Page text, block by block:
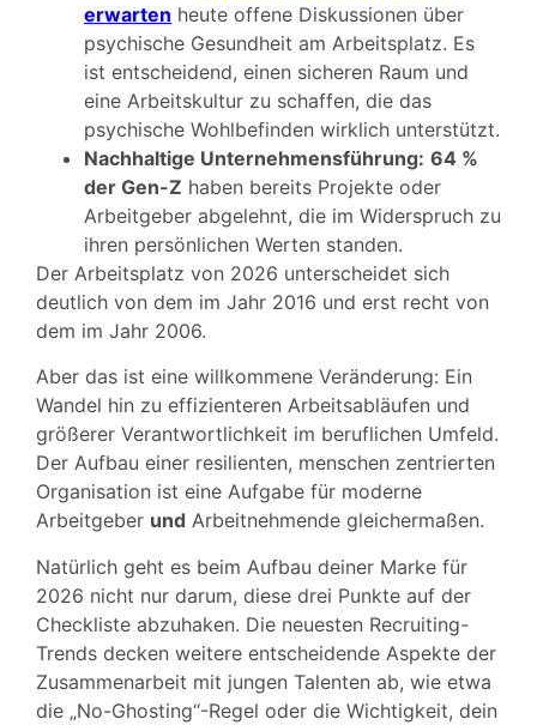
erwarten heute offene Diskussionen über
psychische Gesundheit am Arbeitsplatz. Es
ist entscheidend, einen sicheren Raum und
eine Arbeitskultur zu schaffen, die das
psychische Wohlbefinden wirklich unterstützt.
Nachhaltige Unternehmensführung: 64 %
der Gen-Z haben bereits Projekte oder
Arbeitgeber abgelehnt, die im Widerspruch zu
ihren persönlichen Werten standen.
Der Arbeitsplatz von 2026 unterscheidet sich
deutlich von dem im Jahr 2016 und erst recht von
dem im Jahr 2006.
Aber das ist eine willkommene Veränderung: Ein
Wandel hin zu effizienteren Arbeitsabläufen und
größerer Verantwortlichkeit im beruflichen Umfeld.
Der Aufbau einer resilienten, menschen zentrierten
Organisation ist eine Aufgabe für moderne
Arbeitgeber und Arbeitnehmende gleichermaßen.
Natürlich geht es beim Aufbau deiner Marke für
2026 nicht nur darum, diese drei Punkte auf der
Checkliste abzuhaken. Die neuesten Recruiting-
Trends decken weitere entscheidende Aspekte der
Zusammenarbeit mit jungen Talenten ab, wie etwa
die „No-Ghosting“-Regel oder die Wichtigkeit, dein